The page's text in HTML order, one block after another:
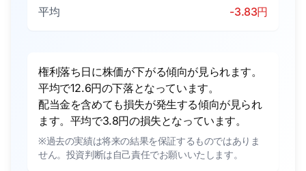
平均
-3.83円
権利落ち日に株価が下がる傾向が見られます。
平均で12.6円の下落となっています。
配当金を含めても損失が発生する傾向が見られ
ます。平均で3.8円の損失となっています。
※過去の実績は将来の結果を保証するものではありま
せん。投資判断は自己責任でお願いいたします。